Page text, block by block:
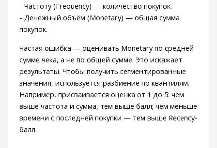
- Частоту (Frequency) — количество покупок.
- Денежный объём (Monetary) — общая сумма
покупок.
Частая ошибка — оценивать Monetary по средней
сумме чека, а не по общей сумме. Это искажает
результаты. Чтобы получить сегментированные
значения, используется разбиение по квантилям.
Например, присваивается оценка от 1 до 5: чем
выше частота и сумма, тем выше балл; чем меньше
времени с последней покупки — тем выше Recency-
балл.